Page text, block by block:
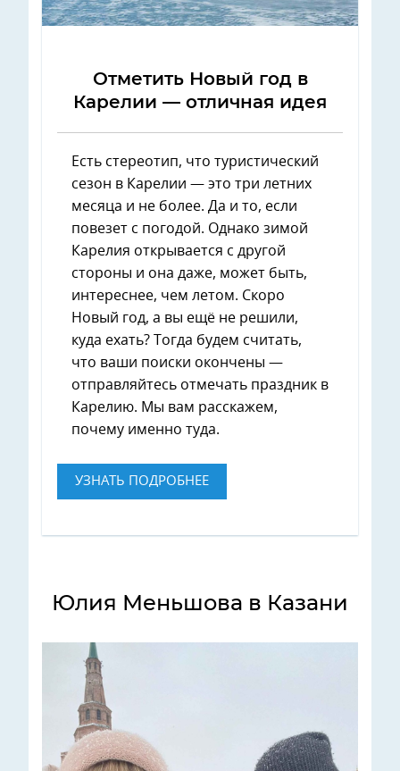
Отметить Новый год в
Карелии — отличная идея
Есть стереотип, что туристический
сезон в Карелии — это три летних
месяца и не более. Да и то, если
повезет с погодой. Однако зимой
Карелия открывается с другой
стороны и она даже, может быть,
интереснее, чем летом. Скоро
Новый год, а вы ещё не решили,
куда ехать? Тогда будем считать,
что ваши поиски окончены —
отправляйтесь отмечать праздник в
Карелию. Мы вам расскажем,
почему именно туда.
УЗНАТЬ ПОДРОБНЕЕ
Юлия Меньшова в Казани